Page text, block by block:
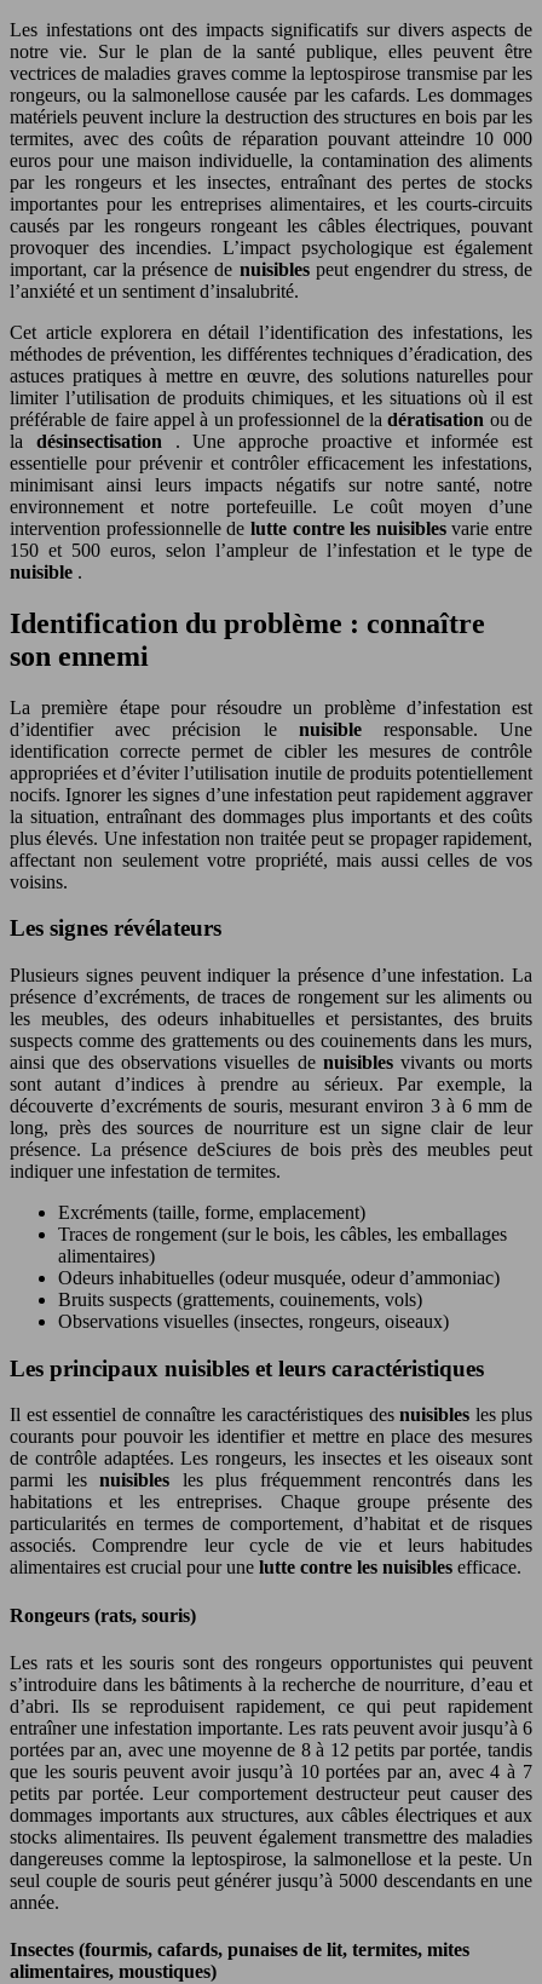
Les infestations ont des impacts significatifs sur divers aspects de
notre vie. Sur le plan de la santé publique, elles peuvent être
vectrices de maladies graves comme la leptospirose transmise par les
rongeurs, ou la salmonellose causée par les cafards. Les dommages
matériels peuvent inclure la destruction des structures en bois par les
termites, avec des coûts de réparation pouvant atteindre 10 000
euros pour une maison individuelle, la contamination des aliments
par les rongeurs et les insectes, entraînant des pertes de stocks
importantes pour les entreprises alimentaires, et les courts-circuits
causés par les rongeurs rongeant les câbles électriques, pouvant
provoquer des incendies. L’impact psychologique est également
important, car la présence de nuisibles peut engendrer du stress, de
l’anxiété et un sentiment d’insalubrité.
Cet article explorera en détail l’identification des infestations, les
méthodes de prévention, les différentes techniques d’éradication, des
astuces pratiques à mettre en œuvre, des solutions naturelles pour
limiter l’utilisation de produits chimiques, et les situations où il est
préférable de faire appel à un professionnel de ladératisation ou de
la désinsectisation . Une approche proactive et informée est
essentielle pour prévenir et contrôler efficacement les infestations,
minimisant ainsi leurs impacts négatifs sur notre santé, notre
environnement et notre portefeuille. Le coût moyen d’une
intervention professionnelle de lutte contre les nuisiblesvarie entre
150 et 500 euros, selon l’ampleur de l’infestation et le type de
nuisible .
Identification du problème : connaître
son ennemi
La première étape pour résoudre un problème d’infestation est
d’identifier avec précision le nuisible responsable. Une
identification correcte permet de cibler les mesures de contrôle
appropriées et d’éviter l’utilisation inutile de produits potentiellement
nocifs. Ignorer les signes d’une infestation peut rapidement aggraver
la situation, entraînant des dommages plus importants et des coûts
plus élevés. Une infestation non traitée peut se propager rapidement,
affectant non seulement votre propriété, mais aussi celles de vos
voisins.
Les signes révélateurs
Plusieurs signes peuvent indiquer la présence d’une infestation. La
présence d’excréments, de traces de rongement sur les aliments ou
les meubles, des odeurs inhabituelles et persistantes, des bruits
suspects comme des grattements ou des couinements dans les murs,
ainsi que des observations visuelles de nuisiblesvivants ou morts
sont autant d’indices à prendre au sérieux. Par exemple, la
découverte d’excréments de souris, mesurant environ 3 à 6 mm de
long, près des sources de nourriture est un signe clair de leur
présence. La présence deSciures de bois près des meubles peut
indiquer une infestation de termites.
Excréments (taille, forme, emplacement)
Traces de rongement (sur le bois, les câbles, les emballages
alimentaires)
Odeurs inhabituelles (odeur musquée, odeur d’ammoniac)
Bruits suspects (grattements, couinements, vols)
Observations visuelles (insectes, rongeurs, oiseaux)
Les principaux nuisibles et leurs caractéristiques
Il est essentiel de connaître les caractéristiques des nuisibles les plus
courants pour pouvoir les identifier et mettre en place des mesures
de contrôle adaptées. Les rongeurs, les insectes et les oiseaux sont
parmi les nuisibles les plus fréquemment rencontrés dans les
habitations et les entreprises. Chaque groupe présente des
particularités en termes de comportement, d’habitat et de risques
associés. Comprendre leur cycle de vie et leurs habitudes
alimentaires est crucial pour une lutte contre les nuisibles efficace.
Rongeurs (rats, souris)
Les rats et les souris sont des rongeurs opportunistes qui peuvent
s’introduire dans les bâtiments à la recherche de nourriture, d’eau et
d’abri. Ils se reproduisent rapidement, ce qui peut rapidement
entraîner une infestation importante. Les rats peuvent avoir jusqu’à 6
portées par an, avec une moyenne de 8 à 12 petits par portée, tandis
que les souris peuvent avoir jusqu’à 10 portées par an, avec 4 à 7
petits par portée. Leur comportement destructeur peut causer des
dommages importants aux structures, aux câbles électriques et aux
stocks alimentaires. Ils peuvent également transmettre des maladies
dangereuses comme la leptospirose, la salmonellose et la peste. Un
seul couple de souris peut générer jusqu’à 5000 descendants en une
année.
Insectes (fourmis, cafards, punaises de lit, termites, mites
alimentaires, moustiques)